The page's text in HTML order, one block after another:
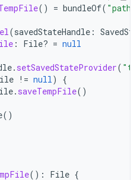
() = bundleOf( "path"
(savedStateHandle :
: File? = null
. setSavedStateProvider(
!= null)
{
. saveTempFile()
()
(): File {